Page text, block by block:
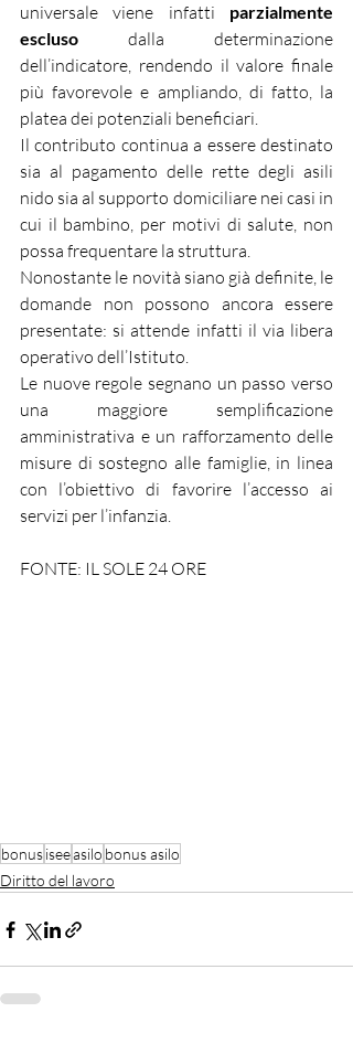
universale viene infatti parzialmente
escluso dalla determinazione
dell’indicatore, rendendo il valore finale
più favorevole e ampliando, di fatto, la
platea dei potenziali beneficiari.
Il contributo continua a essere destinato
sia al pagamento delle rette degli asili
nido sia al supporto domiciliare nei casi in
cui il bambino, per motivi di salute, non
possa frequentare la struttura.
Nonostante le novità siano già definite, le
domande non possono ancora essere
presentate: si attende infatti il via libera
operativo dell’Istituto.
Le nuove regole segnano un passo verso
una maggiore semplificazione
amministrativa e un rafforzamento delle
misure di sostegno alle famiglie, in linea
con l’obiettivo di favorire l’accesso ai
servizi per l’infanzia.
FONTE: IL SOLE 24 ORE
bonusiseeasilo bonus asilo
Diritto del lavoro